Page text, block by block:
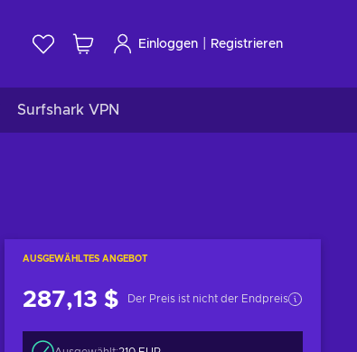
Einloggen Registrieren
Surfshark VPN
AUSGEWÄHLTES ANGEBOT
287,13 $ Der Preis ist nicht der Endpreis